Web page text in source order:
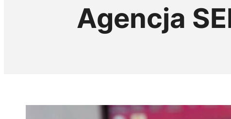
Agencja